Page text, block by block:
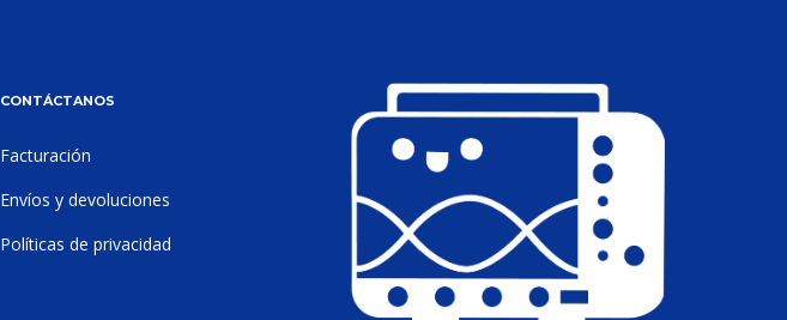
CONTÁCTANOS
Facturación
Envíos y devoluciones
Políticas de privacidad